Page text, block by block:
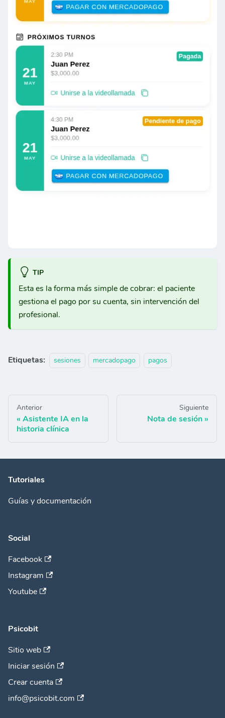
TIP
Esta es la forma más simple de cobrar: el paciente
gestiona el pago por su cuenta, sin intervención del
profesional.
Etiquetas: sesiones mercadopago pagos
Anterior
Asistente IA en la
historia clínica
Siguiente
Nota de sesión
Tutoriales
Guías y documentación
Social
Facebook
Instagram
Youtube
Psicobit
Sitio web
Iniciar sesión
Crear cuenta
info@psicobit.com